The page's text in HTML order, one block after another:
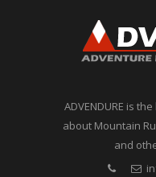
ADVENDURE is
about Mountain
and